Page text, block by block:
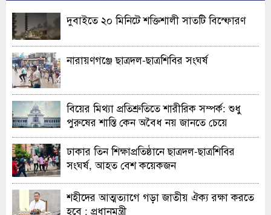
দুবাইতে ২০ মিনিটে শক্তিশালী সাতটি বিস্ফোরণ
নারায়ণগঞ্জে ছাত্রদল-ছাত্রশিবির সংঘর্ষ
বিয়ের মিথ্যা প্রতিশ্রুতিতে শারীরিক সম্পর্ক: শুধু
পুরুষের শাস্তি কেন অবৈধ নয় জানতে চেয়ে
হাইকোর্টের রুল
ঢাকার তিন শিক্ষাপ্রতিষ্ঠানে ছাত্রদল-ছাত্রশিবির
সংঘর্ষ, আহত বেশ কয়েকজন
শহীদের আত্মত্যাগে গড়া জাতীয় ঐক্য রক্ষা করতে
হবে : প্রধানমন্ত্রী